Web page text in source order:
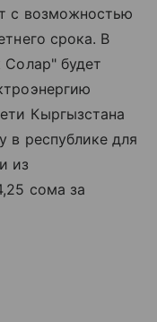
с возможностью
срока. В
Солар" будет
Кыргызстана
в республике для
из
сома за